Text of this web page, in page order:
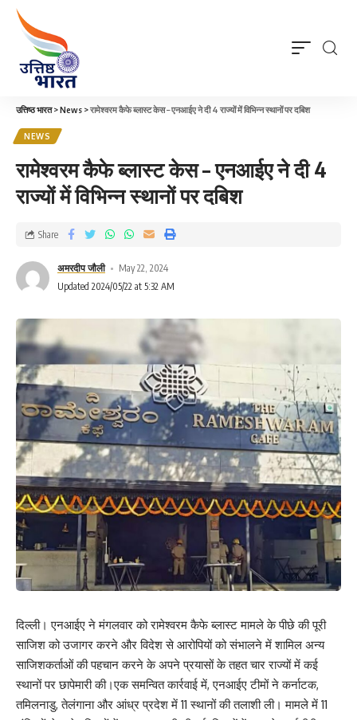
उत्तिष्ठ भारत>News >रामेश्वरम कैफे ब्लास्ट केस – एनआईए ने दी 4 राज्यों में विभिन्न स्थानों पर दबिश
NEWS
रामेश्वरम कैफे ब्लास्ट केस – एनआईए ने दी 4
राज्यों में विभिन्न स्थानों पर दबिश
अमरदीप जौली
May 22, 2024
Updated 2024/05/22 at 5:32 AM
Share
दिल्ली। एनआईए ने मंगलवार को रामेश्वरम कैफे ब्लास्ट मामले के पीछे की पूरी
साजिश को उजागर करने और विदेश से आरोपियों को संभालने में शामिल अन्य
साजिशकर्ताओं की पहचान करने के अपने प्रयासों के तहत चार राज्यों में कई
स्थानों पर छापेमारी की।एक समन्वित कार्रवाई में, एनआईए टीमों ने कर्नाटक,
तमिलनाडु, तेलंगाना और आंध्र प्रदेश में 11 स्थानों की तलाशी ली। मामले में 11